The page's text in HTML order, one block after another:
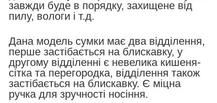
завжди буде в порядку, захищене від
пилу, вологи і т.д.
Дана модель сумки має два відділення,
перше застібається на блискавку, у
другому відділенні є невелика кишеня-
сітка та перегородка, відділення також
застібається на блискавку. Є міцна
ручка для зручності носіння.